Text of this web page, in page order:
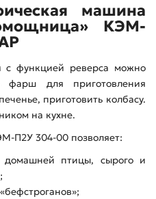
машина
КЭМ-
функцией реверса можно
фарш для приготовления
приготовить колбасу.
на кухне.
П2У 304-00 позволяет:
домашней птицы, сырого и